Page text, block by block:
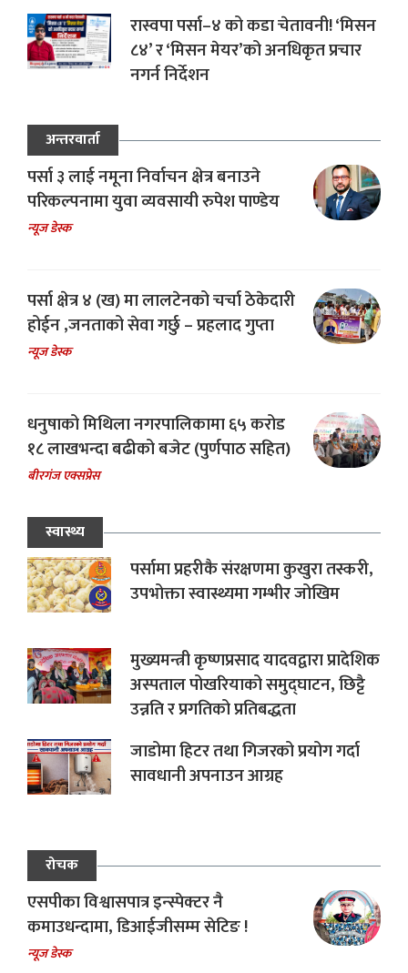
रास्वपा पर्सा–४ को कडा चेतावनी! ‘मिसन
८४’ र ‘मिसन मेयर’को अनधिकृत प्रचार
नगर्न निर्देशन
अन्तरवार्ता
पर्सा ३ लाई नमूना निर्वाचन क्षेत्र बनाउने
परिकल्पनामा युवा व्यवसायी रुपेश पाण्डेय
न्यूज डेस्क
पर्सा क्षेत्र ४ (ख) मा लालटेनको चर्चा ठेकेदारी
होईन ,जनताको सेवा गर्छु – प्रहलाद गुप्ता
न्यूज डेस्क
धनुषाको मिथिला नगरपालिकामा ६५ करोड
१८ लाखभन्दा बढीको बजेट (पुर्णपाठ सहित)
बीरगंज एक्सप्रेस
स्वास्थ्य
पर्सामा प्रहरीकै संरक्षणमा कुखुरा तस्करी,
उपभोक्ता स्वास्थ्यमा गम्भीर जोखिम
मुख्यमन्त्री कृष्णप्रसाद यादवद्वारा प्रादेशिक
अस्पताल पोखरियाको समुद्घाटन, छिट्टै
उन्नति र प्रगतिको प्रतिबद्धता
जाडोमा हिटर तथा गिजरको प्रयोग गर्दा
सावधानी अपनाउन आग्रह
रोचक
एसपीका विश्वासपात्र इन्स्पेक्टर नै
कमाउधन्दामा, डिआईजीसम्म सेटिङ !
न्यूज डेस्क